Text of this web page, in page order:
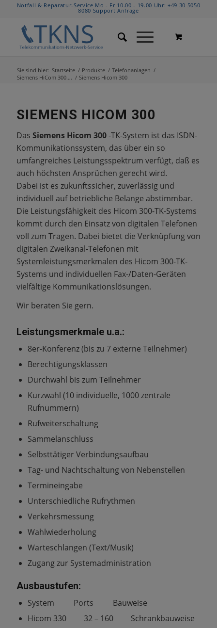
Notfall & Reparatur-Service Mo - Fr 10.00 - 19.00 Uhr:+49 30 5050
8080 Support Anfrage
Sie sind hier: Startseite / Produkte / Telefonanlagen /
Siemens HiCom 300…. / Siemens Hicom 300
SIEMENS HICOM 300
Das Siemens Hicom 300-TK-System ist das ISDN-
Kommunikationssystem, das über ein so
umfangreiches Leistungsspektrum verfügt, daß es
auch höchsten Ansprüchen gerecht wird.
Dabei ist es zukunftssicher, zuverlässig und
individuell auf betriebliche Belange abstimmbar.
Die Leistungsfähigkeit des Hicom 300-TK-Systems
kommt durch den Einsatz von digitalen Telefonen
voll zum Tragen. Dabei bietet die Verknüpfung von
digitalen Zweikanal-Telefonen mit
Systemleistungsmerkmalen des Hicom 300-TK-
Systems und individuellen Fax-/Daten-Geräten
vielfältige Kommunikationslösungen.
Wir beraten Sie gern.
Leistungsmerkmale u.a.:
8er-Konferenz (bis zu 7 externe Teilnehmer)
Berechtigungsklassen
Durchwahl bis zum Teilnehmer
Kurzwahl (10 individuelle, 1000 zentrale
Rufnummern)
Rufweiterschaltung
Sammelanschluss
Selbsttätiger Verbindungsaufbau
Tag- und Nachtschaltung von Nebenstellen
Termineingabe
Unterschiedliche Rufrythmen
Verkehrsmessung
Wahlwiederholung
Warteschlangen (Text/Musik)
Zugang zur Systemadministration
Ausbaustufen:
System Ports Bauweise
Hicom 330 32 – 160 Schrankbauweise